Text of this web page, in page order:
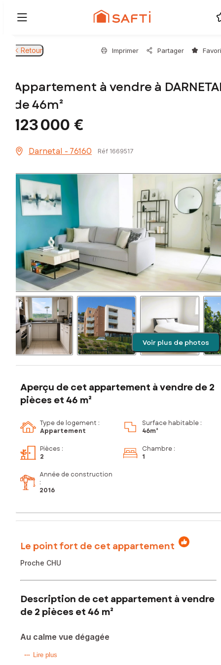
Retour Imprimer Partager
Appartement à vendre à
de 46m²
123 000 €
Darnetal - 76160 Réf 1669517
Voir plus de photos
Aperçu de cet appartement à vendre de 2
pièces et 46 m²
Type de logement :
Appartement
Surface habitable :
46m²
Pièces :
2
Chambre :
1
Année de construction
:
2016
Le point fort de cet appartement
Proche CHU
Description de cet appartement à vendre
de 2 pièces et 46 m²
Au calme vue dégagée
Situé dans la charmante commune de Darnétal (76160), cet
Lire plus